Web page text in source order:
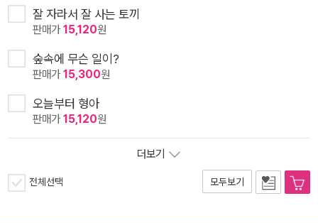
잘 자라서 잘 사는 토끼
판매가15,120원
숲속에 무슨 일이?
판매가15,300원
오늘부터 형아
판매가15,120원
더보기
전체선택 모두보기